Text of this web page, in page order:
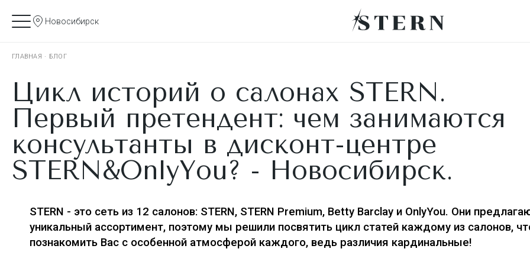
Новосибирск
ГЛАВНАЯ · БЛОГ
Цикл историй о салонах STERN.
Первый претендент: чем занимаются
консультанты в дисконт-центре
STERN&OnlyYou? - Новосибирск.
STERN - это сеть из 12 салонов: STERN, STERN Premium, Betty Barclay и OnlyYou. Они
уникальный ассортимент, поэтому мы решили посвятить цикл статей каждому из салонов,
познакомить Вас с особенной атмосферой каждого, ведь различия кардинальные!